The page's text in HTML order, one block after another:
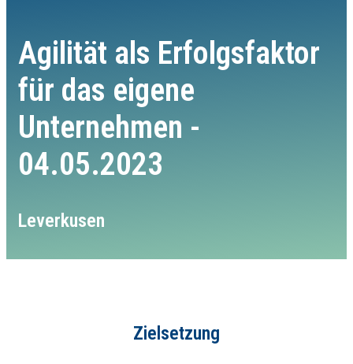
Agilität als Erfolgsfaktor
für das eigene
Unternehmen -
04.05.2023
Leverkusen
Zielsetzung